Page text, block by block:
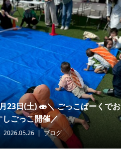
23日(土) 🍣＼ ごっこぱーくでお
しごっこ開催／
2026.05.26 ブログ